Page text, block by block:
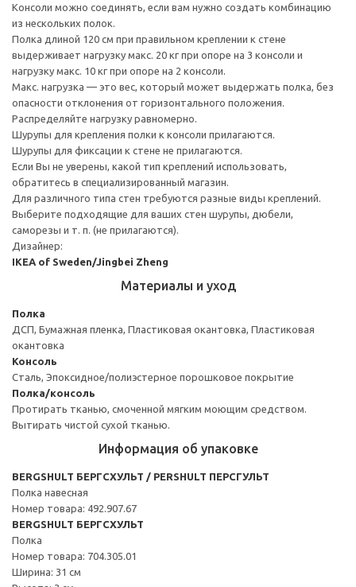
Консоли можно соединять, если вам нужно создать комбинацию
из нескольких полок.
Полка длиной 120 см при правильном креплении к стене
выдерживает нагрузку макс. 20 кг при опоре на 3 консоли и
нагрузку макс. 10 кг при опоре на 2 консоли.
Макс. нагрузка — это вес, который может выдержать полка, без
опасности отклонения от горизонтального положения.
Распределяйте нагрузку равномерно.
Шурупы для крепления полки к консоли прилагаются.
Шурупы для фиксации к стене не прилагаются.
Если Вы не уверены, какой тип креплений использовать,
обратитесь в специализированный магазин.
Для различного типа стен требуются разные виды креплений.
Выберите подходящие для ваших стен шурупы, дюбели,
саморезы и т. п. (не прилагаются).
Дизайнер:
IKEA of Sweden/Jingbei Zheng
Материалы и уход
Полка
ДСП, Бумажная пленка, Пластиковая окантовка, Пластиковая
окантовка
Консоль
Сталь, Эпоксидное/полиэстерное порошковое покрытие
Полка/консоль
Протирать тканью, смоченной мягким моющим средством.
Вытирать чистой сухой тканью.
Информация об упаковке
BERGSHULT БЕРГСХУЛЬТ / PERSHULT ПЕРСГУЛЬТ
Полка навесная
Номер товара: 492.907.67
BERGSHULT БЕРГСХУЛЬТ
Полка
Номер товара: 704.305.01
Ширина: 31 см